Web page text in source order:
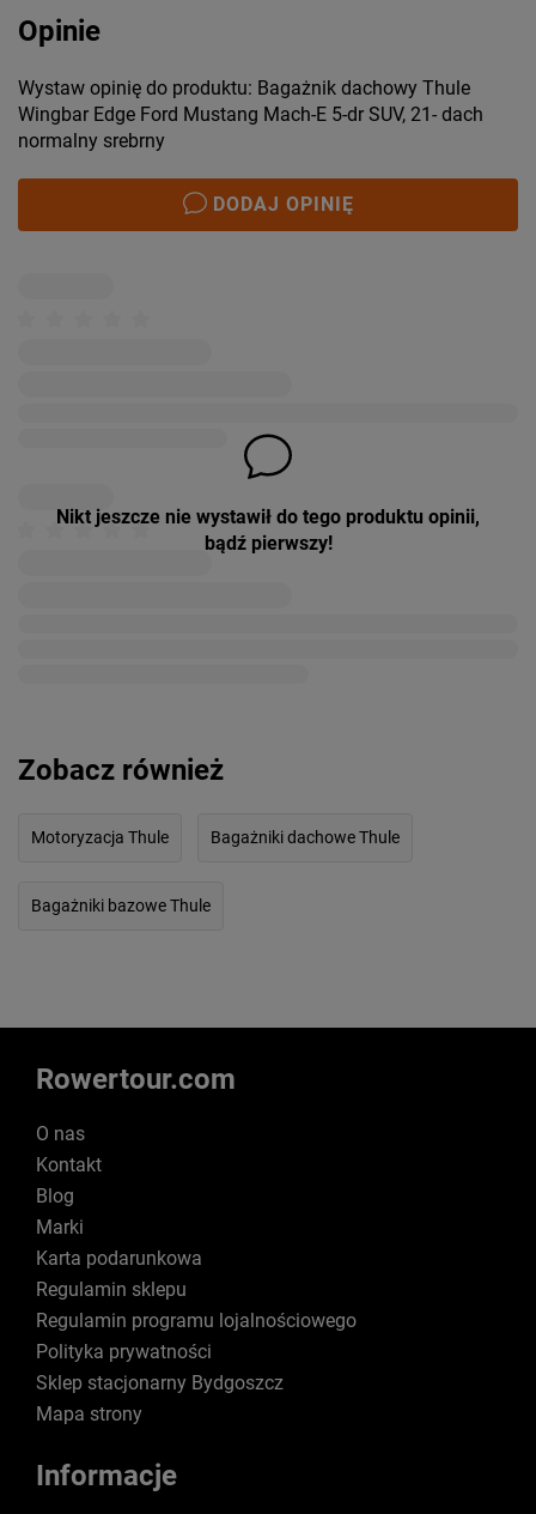
Opinie
Wystaw opinię do produktu: Bagażnik dachowy Thule
Wingbar Edge Ford Mustang Mach-E 5-dr SUV, 21- dach
normalny srebrny
DODAJ OPINIĘ
Nikt jeszcze nie wystawił do tego produktu opinii,
bądź pierwszy!
Zobacz również
Motoryzacja Thule Bagażniki dachowe Thule
Bagażniki bazowe Thule
Rowertour.com
O nas
Kontakt
Blog
Marki
Karta podarunkowa
Regulamin sklepu
Regulamin programu lojalnościowego
Polityka prywatności
Sklep stacjonarny Bydgoszcz
Mapa strony
Informacje